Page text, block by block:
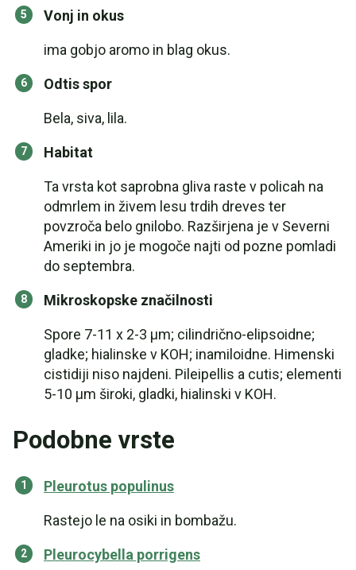
Vonj in okus
ima gobjo aromo in blag okus.
Odtis spor
Bela, siva, lila.
Habitat
Ta vrsta kot saprobna gliva raste v policah na
odmrlem in živem lesu trdih dreves ter
povzroča belo gnilobo. Razširjena je v Severni
Ameriki in jo je mogoče najti od pozne pomladi
do septembra.
Mikroskopske značilnosti
Spore 7-11 x 2-3 µm; cilindrično-elipsoidne;
gladke; hialinske v KOH; inamiloidne. Himenski
cistidiji niso najdeni. Pileipellis a cutis; elementi
5-10 µm široki, gladki, hialinski v KOH.
Podobne vrste
Pleurotus populinus
Rastejo le na osiki in bombažu.
Pleurocybella porrigens